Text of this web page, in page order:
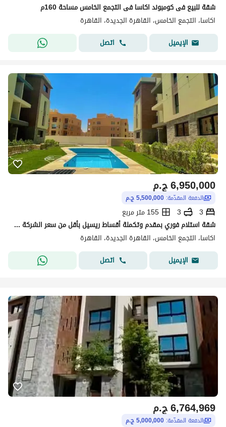
شقة للبيع فى كومبوند اكاسا فى التجمع الخامس مساحة 160م
اكاسا، التجمع الخامس، القاهرة الجديدة، القاهرة
الإيميل
اتصل
ج.م6,950,000
الدفعة المقدّمة: 5,500,000 ج.م
3
3
155 متر مربع
شقة استلام فوري بمقدم وتكملة أقساط ريسيل بأقل من سعر الشركة 3 غرف في Acasa القاهرة الجديدة بالقرب من الجامعة الأمريكية والجولدن سكوير للبيع
اكاسا، التجمع الخامس، القاهرة الجديدة، القاهرة
الإيميل
اتصل
ج.م6,764,969
الدفعة المقدّمة: 5,000,000 ج.م